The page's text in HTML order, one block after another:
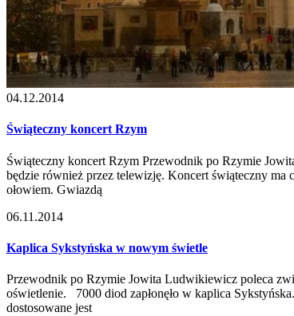
04.12.2014
Świąteczny koncert Rzym
Świąteczny koncert Rzym Przewodnik po Rzymie
będzie również przez telewizję. Koncert świąteczny
ołowiem. Gwiazdą
06.11.2014
Kaplica Sykstyńska w nowym świetle
Przewodnik po Rzymie Jowita Ludwikiewicz poleca
oświetlenie. 7000 diod zapłonęło w kaplica
dostosowane jest